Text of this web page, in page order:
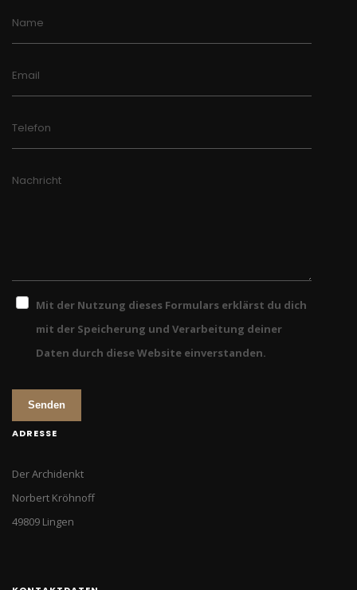
Name
Email
Telefon
Nachricht
Mit der Nutzung dieses Formulars erklärst du dich
mit der Speicherung und Verarbeitung deiner
Daten durch diese Website einverstanden.
Senden
ADRESSE
Der Archidenkt
Norbert Kröhnoff
49809 Lingen